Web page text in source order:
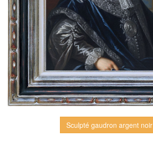
Sculpté gaudron argent noir